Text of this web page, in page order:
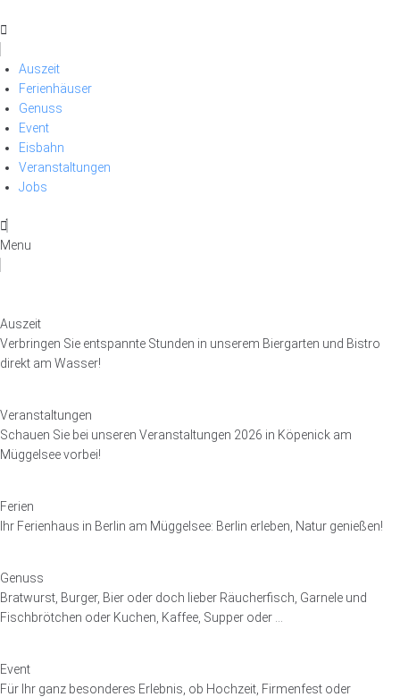
k
p
o
c
o
n
n
t
Auszeit
Ferienhäuser
Genuss
Event
Eisbahn
Veranstaltungen
Jobs
Menu
Auszeit
Verbringen Sie entspannte Stunden in unserem Biergarten und Bistro
direkt am Wasser!
Veranstaltungen
Schauen Sie bei unseren Veranstaltungen 2026 in Köpenick am
Müggelsee vorbei!
Ferien
Ihr Ferienhaus in Berlin am Müggelsee: Berlin erleben, Natur genießen!
Genuss
Bratwurst, Burger, Bier oder doch lieber Räucherfisch, Garnele und
Fischbrötchen oder Kuchen, Kaffee, Supper oder …
Event
Für Ihr ganz besonderes Erlebnis, ob Hochzeit, Firmenfest oder